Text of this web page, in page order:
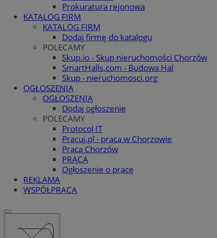
Prokuratura rejonowa
KATALOG FIRM
KATALOG FIRM
Dodaj firmę do katalogu
POLECAMY
Skup.io - Skup nieruchomości Chorzów
SmartHalls.com - Budowa Hal
Skup - nieruchomosci.org
OGŁOSZENIA
OGŁOSZENIA
Dodaj ogłoszenie
POLECAMY
Protocol IT
Pracuj.pl - praca w Chorzowie
Praca Chorzów
PRACA
Ogłoszenie o pracę
REKLAMA
WSPÓŁPRACA